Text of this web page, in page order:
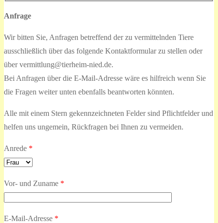
Anfrage
Wir bitten Sie, Anfragen betreffend der zu vermittelnden Tiere
ausschließlich über das folgende Kontaktformular zu stellen oder
über vermittlung@tierheim-nied.de.
Bei Anfragen über die E-Mail-Adresse wäre es hilfreich wenn Sie
die Fragen weiter unten ebenfalls beantworten könnten.
Alle mit einem Stern gekennzeichneten Felder sind Pflichtfelder und
helfen uns ungemein, Rückfragen bei Ihnen zu vermeiden.
Anrede *
Vor- und Zuname *
E-Mail-Adresse *